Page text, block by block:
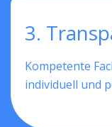
3.
Kompetente
individuell und